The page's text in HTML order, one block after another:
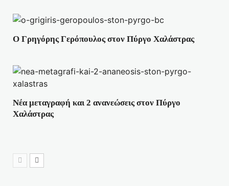
Ο Γρηγόρης Γερόπουλος στον Πύργο Χαλάστρας
Νέα μεταγραφή και 2 ανανεώσεις στον Πύργο
Χαλάστρας